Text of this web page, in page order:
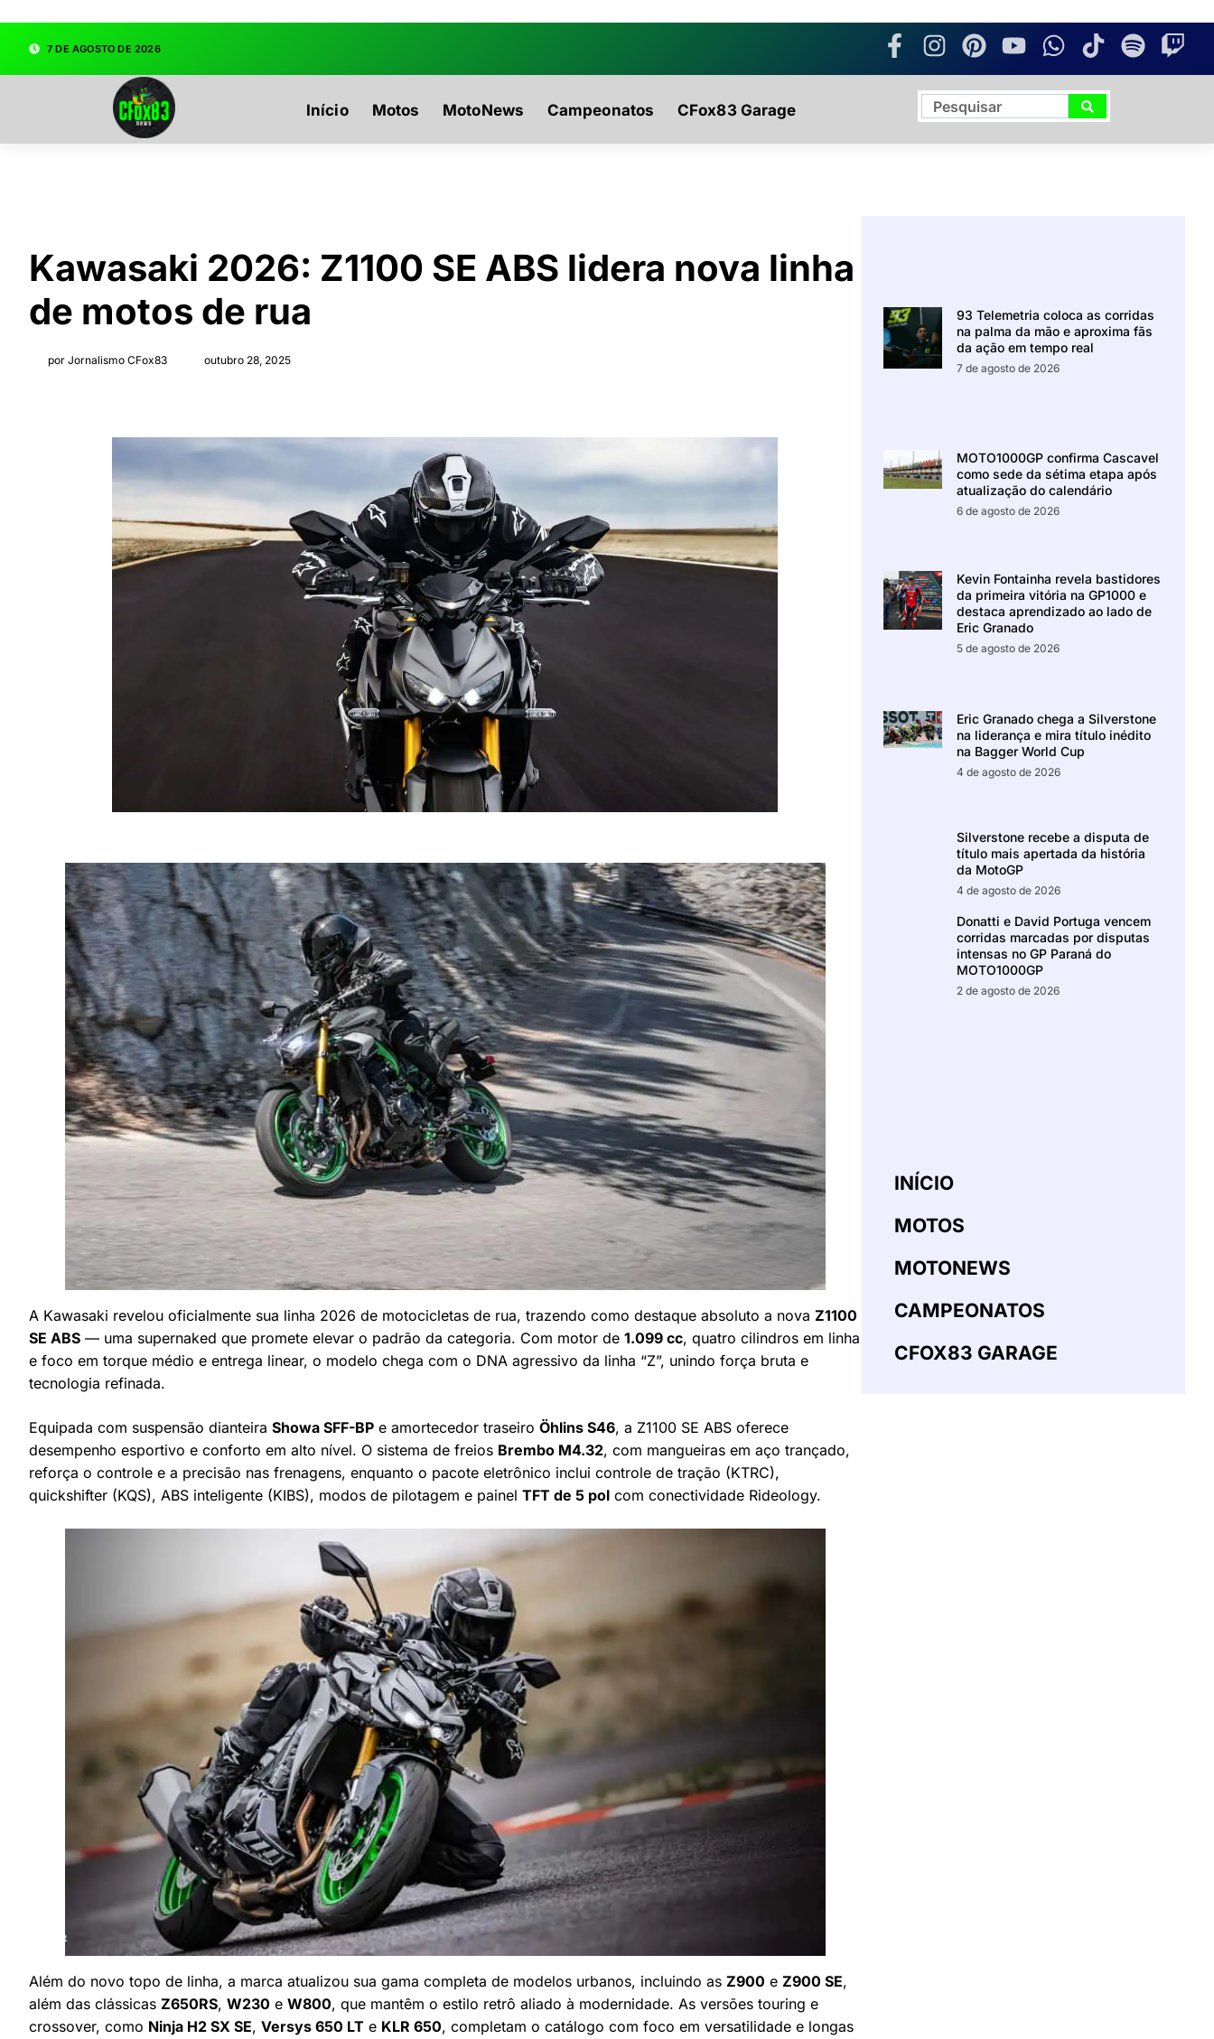
7 DE AGOSTO DE 2026
Início Motos MotoNews Campeonatos CFox83 Garage
Kawasaki 2026: Z1100 SE ABS lidera nova linha
de motos de rua
por Jornalismo CFox83 outubro 28, 2025
A Kawasaki revelou oficialmente sua linha 2026 de motocicletas de rua, trazendo como destaque absoluto a nova Z1100
SE ABS — uma supernaked que promete elevar o padrão da categoria. Com motor de 1.099 cc, quatro cilindros em linha
e foco em torque médio e entrega linear, o modelo chega com o DNA agressivo da linha “Z”, unindo força bruta e
tecnologia refinada.
Equipada com suspensão dianteira Showa SFF-BP e amortecedor traseiro Öhlins S46, a Z1100 SE ABS oferece
desempenho esportivo e conforto em alto nível. O sistema de freios Brembo M4.32, com mangueiras em aço trançado,
reforça o controle e a precisão nas frenagens, enquanto o pacote eletrônico inclui controle de tração (KTRC),
quickshifter (KQS), ABS inteligente (KIBS), modos de pilotagem e painel TFT de 5 pol com conectividade Rideology.
Além do novo topo de linha, a marca atualizou sua gama completa de modelos urbanos, incluindo as Z900 e Z900 SE,
além das clássicas Z650RS, W230 e W800, que mantêm o estilo retrô aliado à modernidade. As versões touring e
crossover, como Ninja H2 SX SE, Versys 650 LT e KLR 650, completam o catálogo com foco em versatilidade e longas
93 Telemetria coloca as corridas
na palma da mão e aproxima fãs
da ação em tempo real
7 de agosto de 2026
MOTO1000GP confirma Cascavel
como sede da sétima etapa após
atualização do calendário
6 de agosto de 2026
Kevin Fontainha revela bastidores
da primeira vitória na GP1000 e
destaca aprendizado ao lado de
Eric Granado
5 de agosto de 2026
Eric Granado chega a Silverstone
na liderança e mira título inédito
na Bagger World Cup
4 de agosto de 2026
Silverstone recebe a disputa de
título mais apertada da história
da MotoGP
4 de agosto de 2026
Donatti e David Portuga vencem
corridas marcadas por disputas
intensas no GP Paraná do
MOTO1000GP
2 de agosto de 2026
INÍCIO
MOTOS
MOTONEWS
CAMPEONATOS
CFOX83 GARAGE